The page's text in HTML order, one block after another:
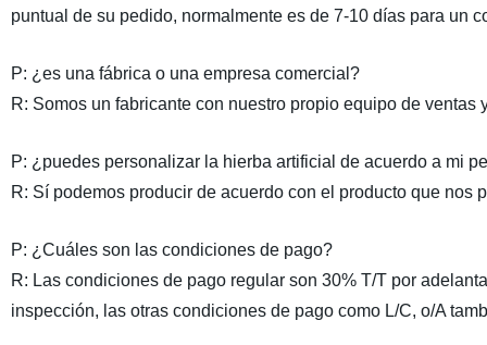
puntual de su pedido, normalmente es de 7-10 días para un
P: ¿es una fábrica o una empresa comercial?
R: Somos un fabricante con nuestro propio equipo de ventas
P: ¿puedes personalizar la hierba artificial de acuerdo a mi
R: Sí podemos producir de acuerdo con el producto que
P: ¿Cuáles son las condiciones de pago?
R: Las condiciones de pago regular son 30% T/T por
inspección, las otras condiciones de pago como L/C, o/A